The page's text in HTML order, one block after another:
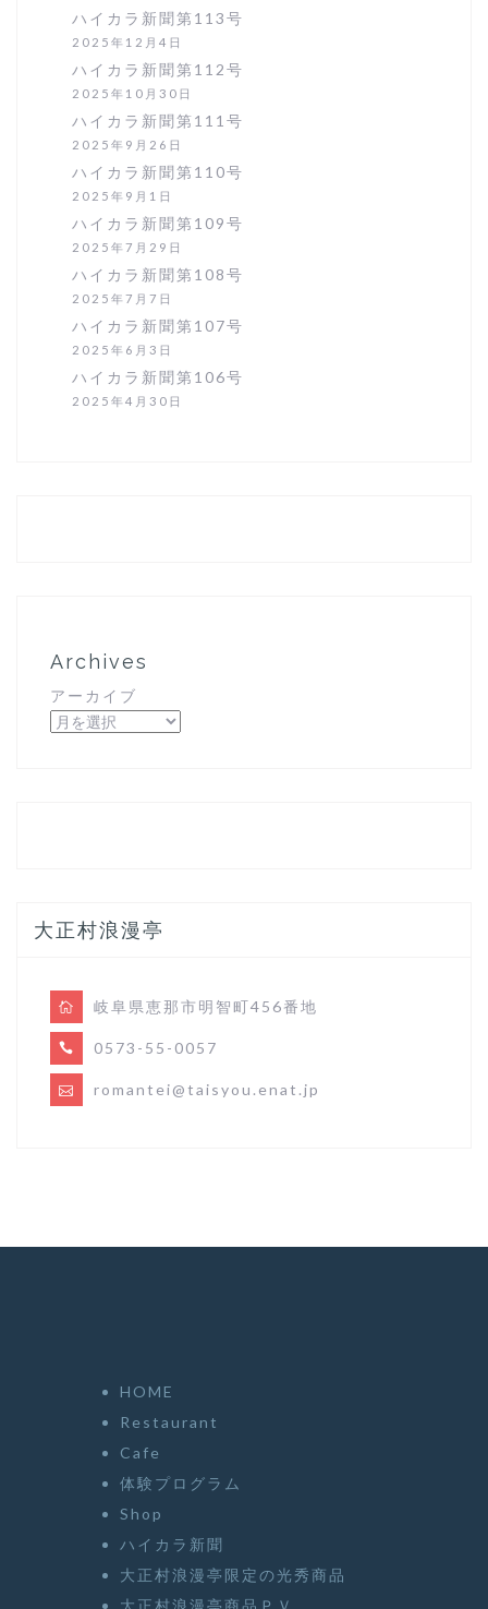
ハイカラ新聞第113号
2025年12月4日
ハイカラ新聞第112号
2025年10月30日
ハイカラ新聞第111号
2025年9月26日
ハイカラ新聞第110号
2025年9月1日
ハイカラ新聞第109号
2025年7月29日
ハイカラ新聞第108号
2025年7月7日
ハイカラ新聞第107号
2025年6月3日
ハイカラ新聞第106号
2025年4月30日
Archives
アーカイブ
大正村浪漫亭
岐阜県恵那市明智町456番地
0573-55-0057
romantei@taisyou.enat.jp
HOME
Restaurant
Cafe
体験プログラム
Shop
ハイカラ新聞
大正村浪漫亭限定の光秀商品
大正村浪漫亭商品ＰＶ